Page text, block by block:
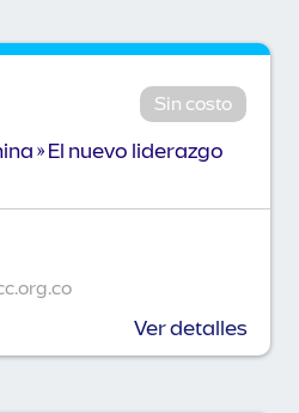
Sin costo
» El nuevo liderazgo
Ver detalles